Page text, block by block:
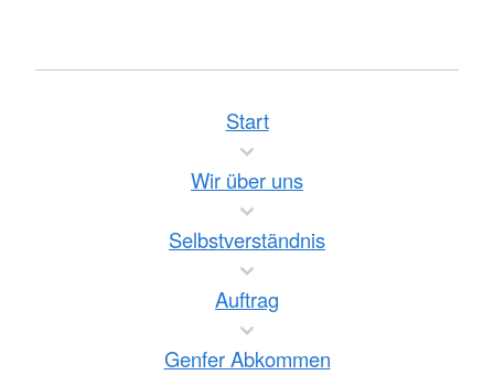
Start
Wir über uns
Selbstverständnis
Auftrag
Genfer Abkommen